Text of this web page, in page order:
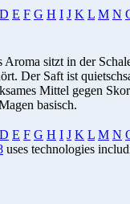
D E F G H I J K L M N
Aroma sitzt in der
Der Saft ist
Mittel gegen
basisch.
D E F G H I J K L M N
uses technologies